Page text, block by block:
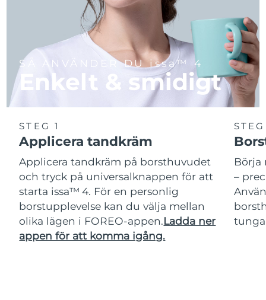
SÅ ANVÄNDER DU issa™ 4
Enkelt & smidigt
STEG 1
Applicera tandkräm
Applicera tandkräm på borsthuvudet
och tryck på universalknappen för att
starta issa™ 4. För en personlig
borstupplevelse kan du välja mellan
olika lägen i FOREO-appen.Ladda ner
appen för att komma igång.
Börja
–